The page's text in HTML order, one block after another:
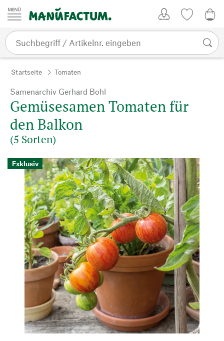
Zum Inhalt springen
Startseite Tomaten
Samenarchiv Gerhard Bohl
Gemüsesamen Tomaten für
den Balkon
(5 Sorten)
Exklusiv